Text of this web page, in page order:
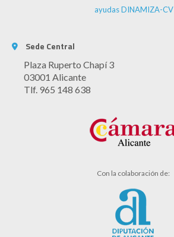
ayudas DINAMIZA-CV
Sede Central
Plaza Ruperto Chapí 3
03001 Alicante
Tlf. 965 148 638
Con la colaboración de: